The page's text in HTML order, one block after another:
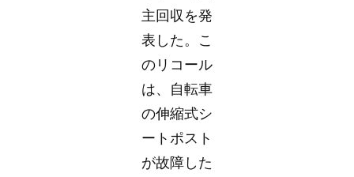
主回収を発
表した。こ
のリコール
は、自転車
の伸縮式シ
ートポスト
が故障した